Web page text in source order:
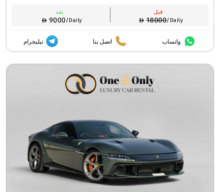
قبل
18000/Daily
بعد
9000/Daily
واتساب اتصل بنا تيليجرام